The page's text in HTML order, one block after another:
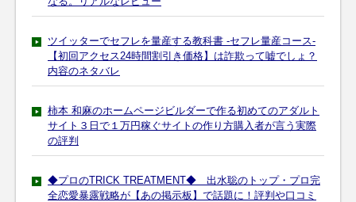
ツイッターでセフレを量産する教科書 -セフレ量産コース-
【初回アクセス24時間割引き価格】は詐欺って嘘でしょ？
内容のネタバレ
柿本 和麻のホームページビルダーで作る初めてのアダルト
サイト３日で１万円稼ぐサイトの作り方購入者が言う実際
の評判
◆プロのTRICK TREATMENT◆ 出水聡のトップ・プロ完
全恋愛暴露戦略が【あの掲示板】で話題に！評判や口コミ